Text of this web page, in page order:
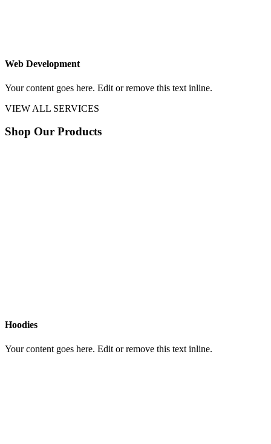
Web Development
Your content goes here. Edit or remove this text inline.
VIEW ALL SERVICES
Shop Our Products
Hoodies
Your content goes here. Edit or remove this text inline.